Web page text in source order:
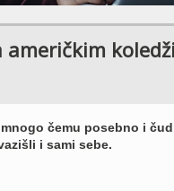
čemu posebno i
i sami sebe.